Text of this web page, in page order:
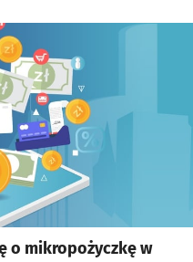
o mikropożyczkę w